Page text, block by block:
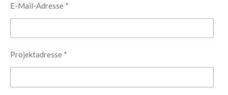
E-Mail-Adresse *
Projektadresse *